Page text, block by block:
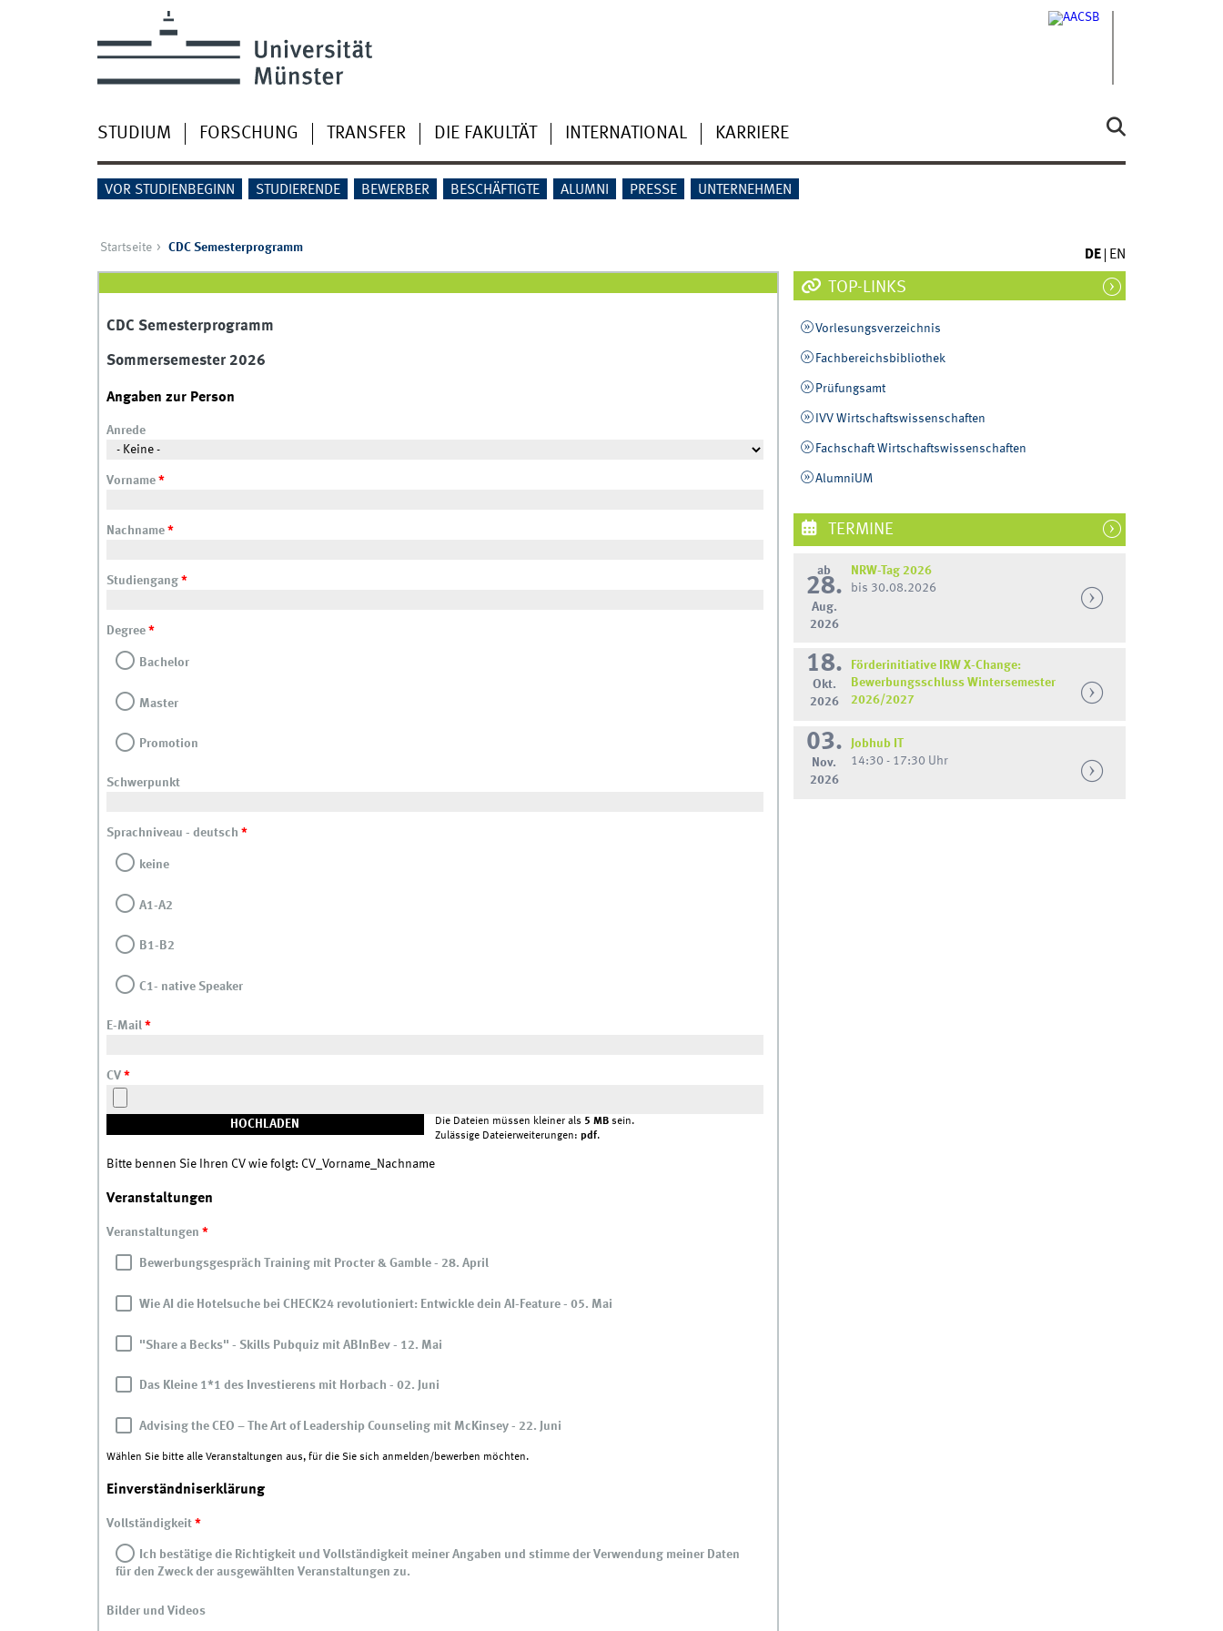
STUDIUM FORSCHUNG TRANSFER DIE FAKULTÄT INTERNATIONAL KARRIERE
VOR STUDIENBEGINN STUDIERENDE BEWERBER BESCHÄFTIGTE ALUMNI PRESSE UNTERNEHMEN
DE EN
Startseite CDC Semesterprogramm
CDC Semesterprogramm
Sommersemester 2026
Angaben zur Person
Anrede
Vorname *
Nachname *
Studiengang *
Degree *
Bachelor
Master
Promotion
Schwerpunkt
Sprachniveau - deutsch *
keine
A1-A2
B1-B2
C1- native Speaker
E-Mail *
CV *
Die Dateien müssen kleiner als 5 MBsein.
Zulässige Dateierweiterungen: pdf.
Bitte bennen Sie Ihren CV wie folgt: CV_Vorname_Nachname
Veranstaltungen
Veranstaltungen *
Bewerbungsgespräch Training mit Procter & Gamble - 28. April
Wie AI die Hotelsuche bei CHECK24 revolutioniert: Entwickle dein AI-Feature - 05. Mai
"Share a Becks" - Skills Pubquiz mit ABInBev - 12. Mai
Das Kleine 1*1 des Investierens mit Horbach - 02. Juni
Advising the CEO – The Art of Leadership Counseling mit McKinsey - 22. Juni
Wählen Sie bitte alle Veranstaltungen aus, für die Sie sich anmelden/bewerben möchten.
Einverständniserklärung
Vollständigkeit *
Ich bestätige die Richtigkeit und Vollständigkeit meiner Angaben und stimme der Verwendung meiner Daten
für den Zweck der ausgewählten Veranstaltungen zu.
Bilder und Videos
TOP-LINKS
Vorlesungsverzeichnis
Fachbereichsbibliothek
Prüfungsamt
IVV Wirtschaftswissenschaften
Fachschaft Wirtschaftswissenschaften
AlumniUM
TERMINE
ab
28.
Aug.
2026
NRW-Tag 2026
bis 30.08.2026
18.
Okt.
2026
Förderinitiative IRW X-Change:
Bewerbungsschluss Wintersemester
2026/2027
03.
Nov.
2026
Jobhub IT
14:30 - 17:30 Uhr